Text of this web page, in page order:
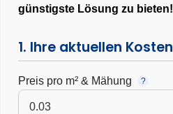
günstigste Lösung zu bieten!
1. Ihre aktuellen Kosten
Preis pro m² & Mähung ?